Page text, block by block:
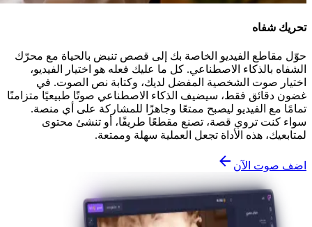
تحريك شفاه
حوّل مقاطع الفيديو الخاصة بك إلى قصص تنبض بالحياة مع محرّك
الشفاه بالذكاء الاصطناعي. كل ما عليك فعله هو اختيار الفيديو،
اختيار صوت الشخصية المفضل لديك، وكتابة نص الصوت. في
غضون دقائق فقط، سيضيف الذكاء الاصطناعي صوتًا طبيعيًا متزامنًا
تمامًا مع الفيديو ليصبح ممتعًا وجاهزًا للمشاركة على أي منصة.
سواء كنت تروي قصة، تصنع مقطعًا طريفًا، أو تنشئ محتوى
لمتابعيك، هذه الأداة تجعل العملية سهلة وممتعة.
اضف صوت الآن